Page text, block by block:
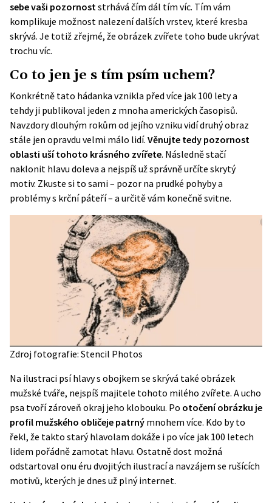
sebe vaši pozornoststrhává čím dál tím víc. Tím vám
komplikuje možnost nalezení dalších vrstev, které kresba
skrývá. Je totiž zřejmé, že obrázek zvířete toho bude ukrývat
trochu víc.
Co to jen je s tím psím uchem?
Konkrétně tato hádanka vznikla před více jak 100 lety a
tehdy ji publikoval jeden z mnoha amerických časopisů.
Navzdory dlouhým rokům od jejího vzniku vidí druhý obraz
stále jen opravdu velmi málo lidí. Věnujte tedy pozornost
oblasti uší tohoto krásného zvířete. Následně stačí
naklonit hlavu doleva a nejspíš už správně určíte skrytý
motiv. Zkuste si to sami – pozor na prudké pohyby a
problémy s krční páteří – a určitě vám konečně svitne.
Zdroj fotografie: Stencil Photos
Na ilustraci psí hlavy s obojkem se skrývá také obrázek
mužské tváře, nejspíš majitele tohoto milého zvířete. A ucho
psa tvoří zároveň okraj jeho klobouku. Po otočení obrázku je
profil mužského obličeje patrný mnohem více. Kdo by to
řekl, že takto starý hlavolam dokáže i po více jak 100 letech
lidem pořádně zamotat hlavu. Ostatně dost možná
odstartoval onu éru dvojitých ilustrací a navzájem se rušících
motivů, kterých je dnes už plný internet.